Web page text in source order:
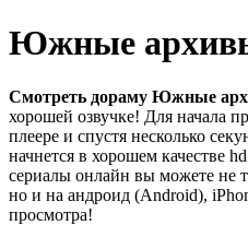
Южные
Смотреть дораму Южные
хорошей озвучке! Для начала
плеере и спустя несколько
начнется в хорошем качестве
сериалы онлайн вы можете не
но и на андроид (Android),
просмотра!